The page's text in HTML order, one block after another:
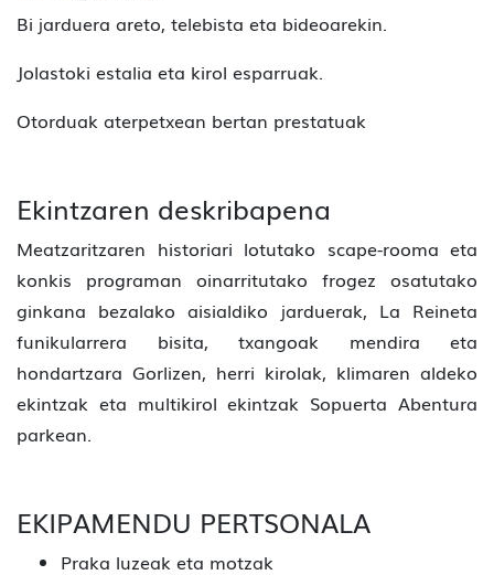
Bi jarduera areto, telebista eta bideoarekin.
Jolastoki estalia eta kirol esparruak.
Otorduak aterpetxean bertan prestatuak
Ekintzaren deskribapena
Meatzaritzaren historiari lotutako scape-rooma eta
konkis programan oinarritutako frogez osatutako
ginkana bezalako aisialdiko jarduerak, La Reineta
funikularrera bisita, txangoak mendira eta
hondartzara Gorlizen, herri kirolak, klimaren aldeko
ekintzak eta multikirol ekintzak Sopuerta Abentura
parkean.
EKIPAMENDU PERTSONALA
Praka luzeak eta motzak